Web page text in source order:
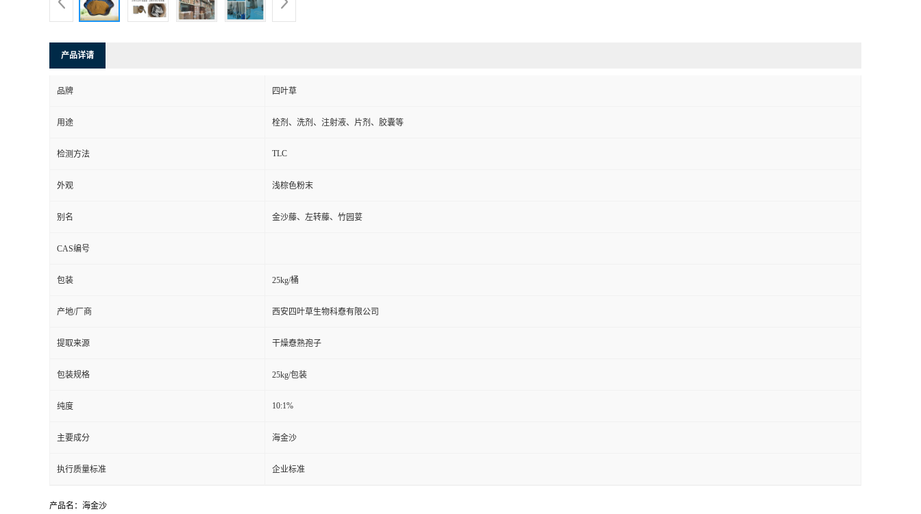
产品详请
品牌 四叶草
用途 栓剂、洗剂、注射液、片剂、胶囊等
检测方法 TLC
外观 浅棕色粉末
别名 金沙藤、左转藤、竹园荽
CAS编号
包装 25kg/桶
产地/厂商 西安四叶草生物科憃有限公司
提取来源 干燥憃熟孢子
包装规格 25kg/包装
纯度 10:1%
主要成分 海金沙
执行质量标准 企业标准
产品名：海金沙